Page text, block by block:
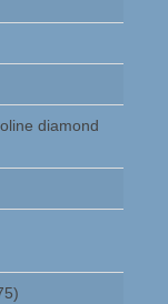
Cello &
diamond